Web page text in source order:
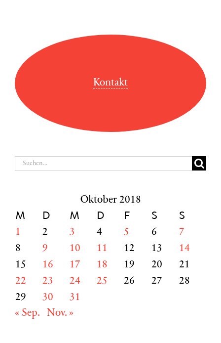
Kontakt
Suche
Oktober 2018
M D M D F S S
1 2 3 4 5 6
7
8
9 10 11 12 13
14
15
16 17 18 19 20
21
22
23 24 25 26 27
28
29
30
31
« Sep.
Nov. »